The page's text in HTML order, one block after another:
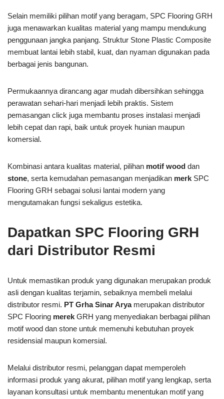
Selain memiliki pilihan motif yang beragam, SPC Flooring GRH
juga menawarkan kualitas material yang mampu mendukung
penggunaan jangka panjang. Struktur Stone Plastic Composite
membuat lantai lebih stabil, kuat, dan nyaman digunakan pada
berbagai jenis bangunan.
Permukaannya dirancang agar mudah dibersihkan sehingga
perawatan sehari-hari menjadi lebih praktis. Sistem
pemasangan click juga membantu proses instalasi menjadi
lebih cepat dan rapi, baik untuk proyek hunian maupun
komersial.
Kombinasi antara kualitas material, pilihan motif wood dan
stone, serta kemudahan pemasangan menjadikan merk SPC
Flooring GRH sebagai solusi lantai modern yang
mengutamakan fungsi sekaligus estetika.
Dapatkan SPC Flooring GRH
dari Distributor Resmi
Untuk memastikan produk yang digunakan merupakan produk
asli dengan kualitas terjamin, sebaiknya membeli melalui
distributor resmi. PT Grha Sinar Aryamerupakan distributor
SPC Flooring merek GRH yang menyediakan berbagai pilihan
motif wood dan stone untuk memenuhi kebutuhan proyek
residensial maupun komersial.
Melalui distributor resmi, pelanggan dapat memperoleh
informasi produk yang akurat, pilihan motif yang lengkap, serta
layanan konsultasi untuk membantu menentukan motif yang